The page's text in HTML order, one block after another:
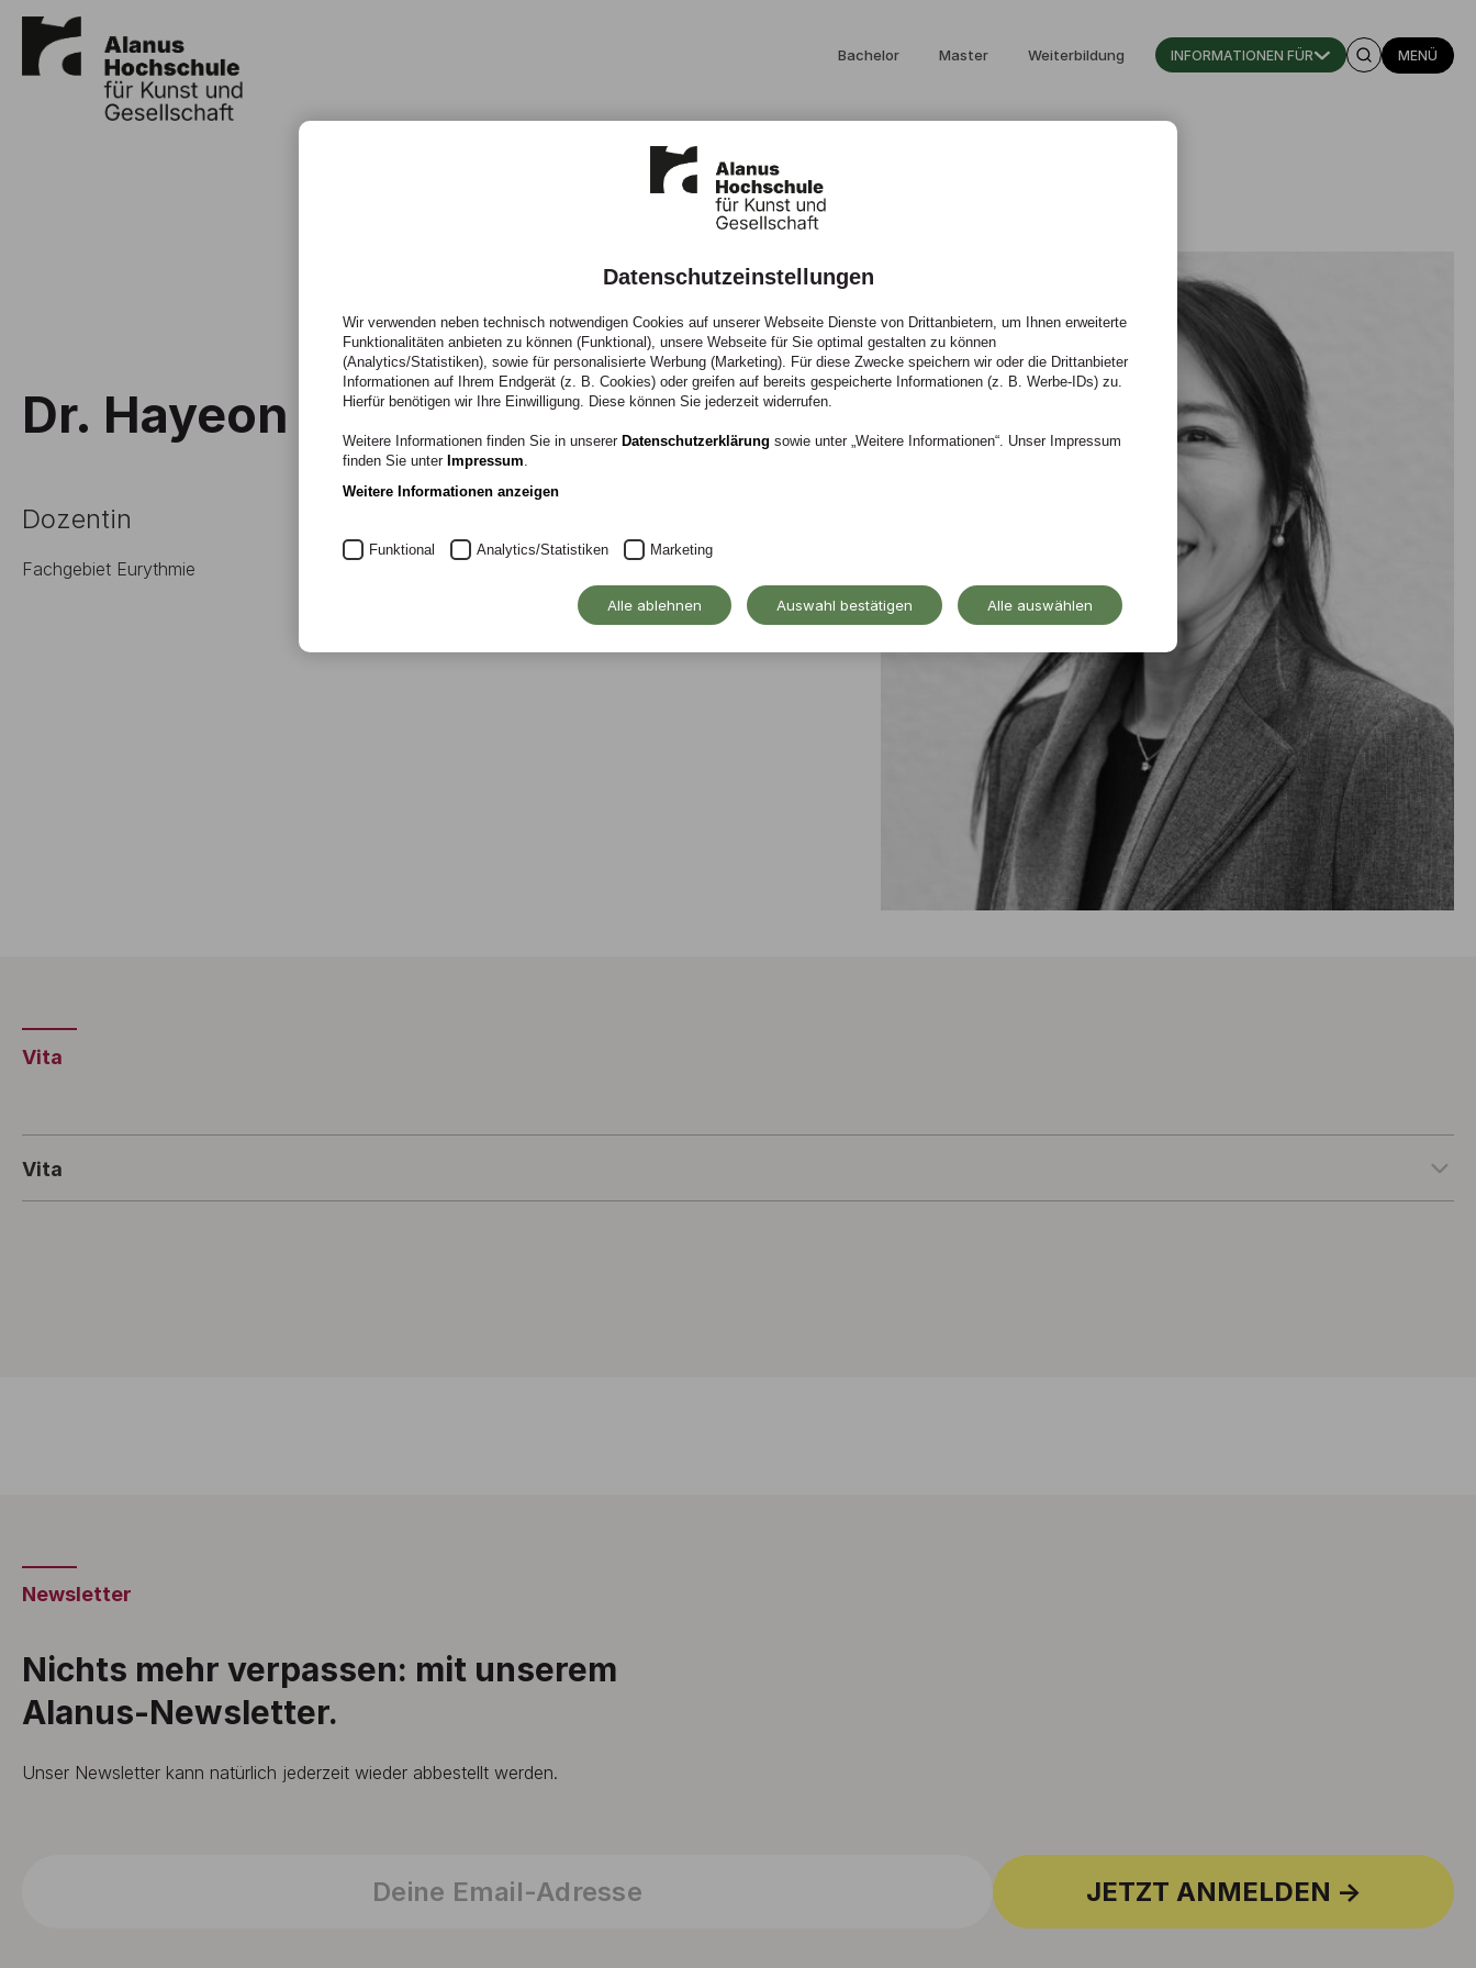
Bachelor Master Weiterbildung INFORMATIONEN FÜR MENÜ
Dr. Hayeon Lim
Dozentin
Fachgebiet Eurythmie
Vita
Vita
Newsletter
Nichts mehr verpassen: mit unserem
Alanus-Newsletter.
Unser Newsletter kann natürlich jederzeit wieder abbestellt werden.
JETZT ANMELDEN
Datenschutzeinstellungen
Wir verwenden neben technisch notwendigen Cookies auf unserer Webseite Dienste von Drittanbietern, um Ihnen erweiterte
Funktionalitäten anbieten zu können (Funktional), unsere Webseite für Sie optimal gestalten zu können
(Analytics/Statistiken), sowie für personalisierte Werbung (Marketing). Für diese Zwecke speichern wir oder die Drittanbieter
Informationen auf Ihrem Endgerät (z. B. Cookies) oder greifen auf bereits gespeicherte Informationen (z. B. Werbe-IDs) zu.
Hierfür benötigen wir Ihre Einwilligung. Diese können Sie jederzeit widerrufen.
Weitere Informationen finden Sie in unserer Datenschutzerklärung sowie unter „Weitere Informationen“. Unser Impressum
finden Sie unter Impressum.
Weitere Informationen anzeigen
Funktional Analytics/Statistiken Marketing
Alle ablehnen Auswahl bestätigen Alle auswählen